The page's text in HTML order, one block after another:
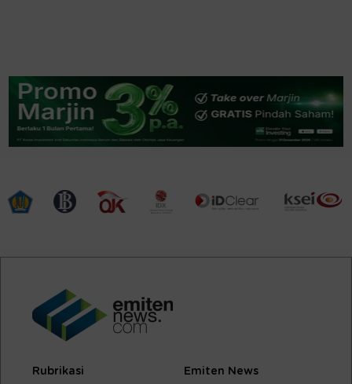
Rubrikasi Emiten News